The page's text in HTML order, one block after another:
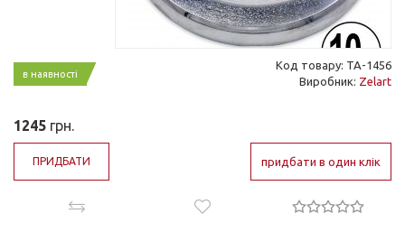
в наявності
Код товару: ТА-1456
Виробник: Zelart
1245 грн.
ПРИДБАТИ придбати в один клік